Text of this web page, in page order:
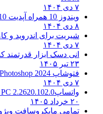
ویندوز 10 همراه آپدیت 10 22H2
10
شیریت برای اندروید و کامپیوتر
انی دسک ابزار قدرتمند کنترل
فتوشاپ CC 2025Adobe Photoshop 2024
واتساپPC 2.2620.102.0
تمامی مایکروسافت ویژوال C